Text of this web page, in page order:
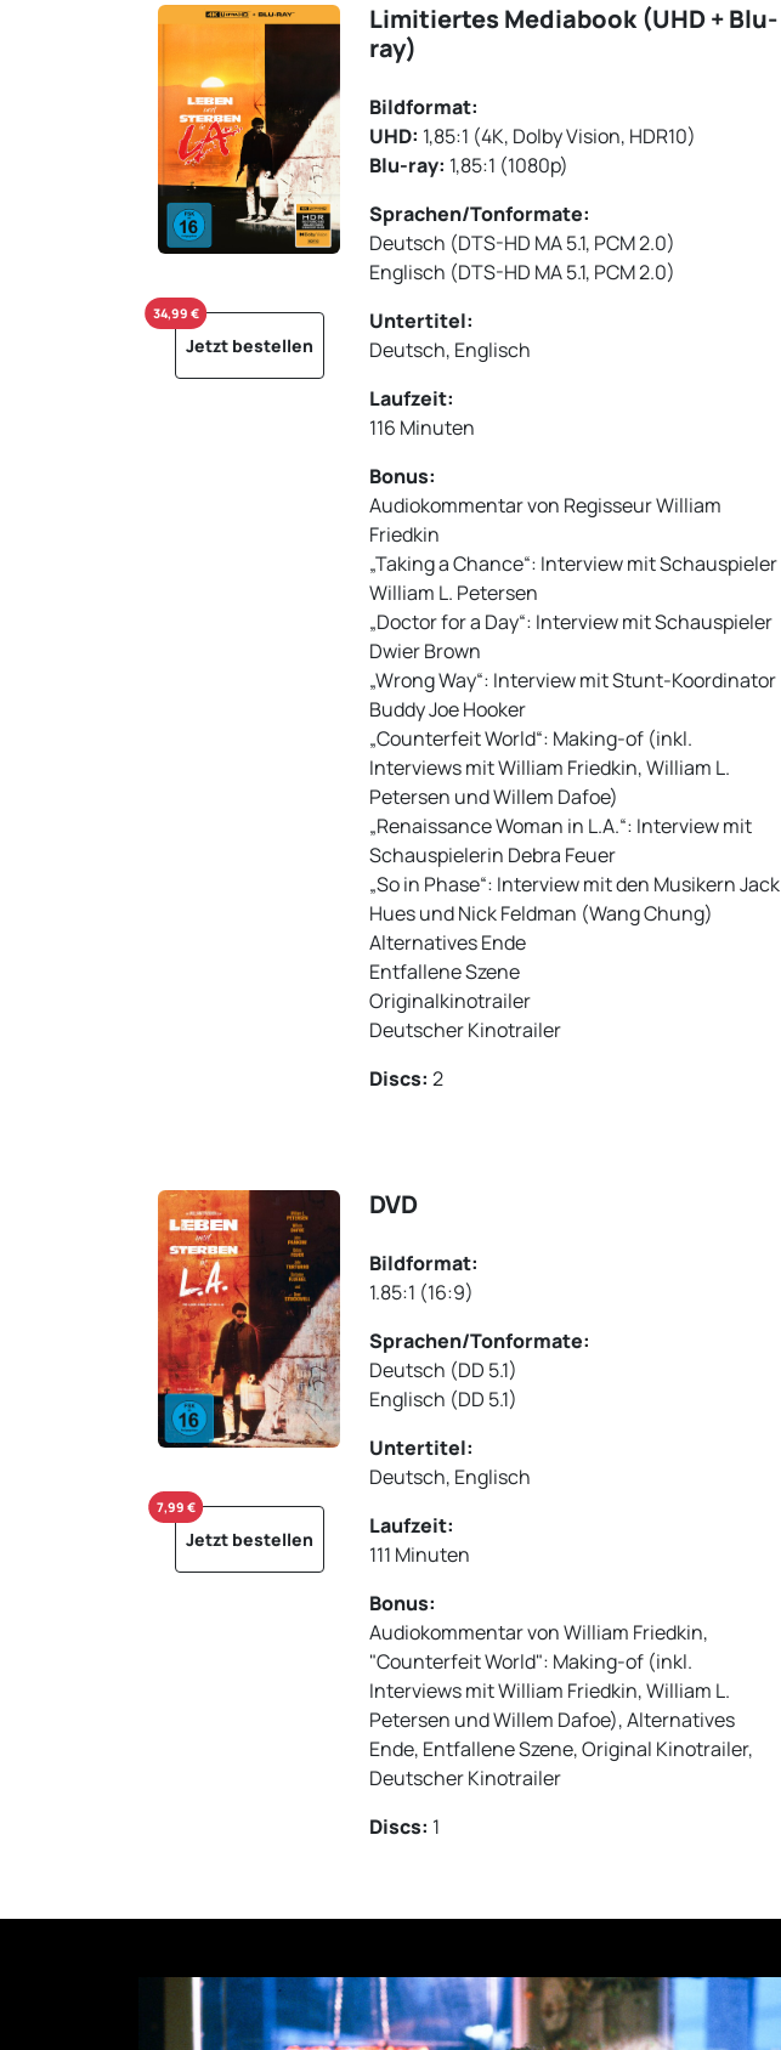
Jetzt bestellen
34,99 €
Limitiertes Mediabook (UHD + Blu-
ray)
Bildformat:
UHD: 1,85:1 (4K, Dolby Vision, HDR10)
Blu-ray: 1,85:1 (1080p)
Sprachen/Tonformate:
Deutsch (DTS-HD MA 5.1, PCM 2.0)
Englisch (DTS-HD MA 5.1, PCM 2.0)
Untertitel:
Deutsch, Englisch
Laufzeit:
116 Minuten
Bonus:
Audiokommentar von Regisseur William
Friedkin
„Taking a Chance“: Interview mit Schauspieler
William L. Petersen
„Doctor for a Day“: Interview mit Schauspieler
Dwier Brown
„Wrong Way“: Interview mit Stunt-Koordinator
Buddy Joe Hooker
„Counterfeit World“: Making-of (inkl.
Interviews mit William Friedkin, William L.
Petersen und Willem Dafoe)
„Renaissance Woman in L.A.“: Interview mit
Schauspielerin Debra Feuer
„So in Phase“: Interview mit den Musikern Jack
Hues und Nick Feldman (Wang Chung)
Alternatives Ende
Entfallene Szene
Originalkinotrailer
Deutscher Kinotrailer
Discs: 2
Jetzt bestellen
7,99 €
DVD
Bildformat:
1.85:1 (16:9)
Sprachen/Tonformate:
Deutsch (DD 5.1)
Englisch (DD 5.1)
Untertitel:
Deutsch, Englisch
Laufzeit:
111 Minuten
Bonus:
Audiokommentar von William Friedkin,
"Counterfeit World": Making-of (inkl.
Interviews mit William Friedkin, William L.
Petersen und Willem Dafoe), Alternatives
Ende, Entfallene Szene, Original Kinotrailer,
Deutscher Kinotrailer
Discs: 1